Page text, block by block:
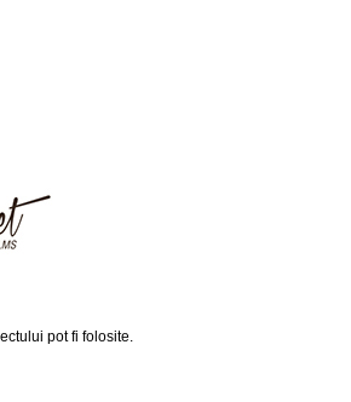
pot fi folosite.